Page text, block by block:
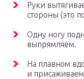
Руки
стороны (это
Одну ногу
выпрямляем.
На плавном
и